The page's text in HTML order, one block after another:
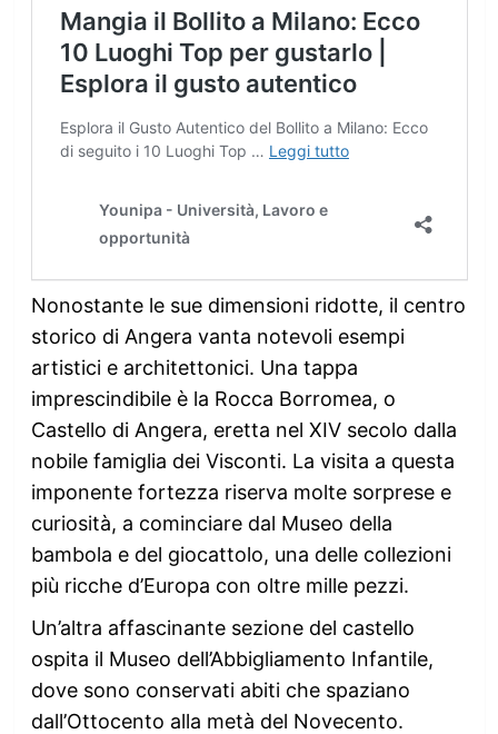
Nonostante le sue dimensioni ridotte, il centro
storico di Angera vanta notevoli esempi
artistici e architettonici. Una tappa
imprescindibile è la Rocca Borromea, o
Castello di Angera, eretta nel XIV secolo dalla
nobile famiglia dei Visconti. La visita a questa
imponente fortezza riserva molte sorprese e
curiosità, a cominciare dal Museo della
bambola e del giocattolo, una delle collezioni
più ricche d’Europa con oltre mille pezzi.
Un’altra affascinante sezione del castello
ospita il Museo dell’Abbigliamento Infantile,
dove sono conservati abiti che spaziano
dall’Ottocento alla metà del Novecento.